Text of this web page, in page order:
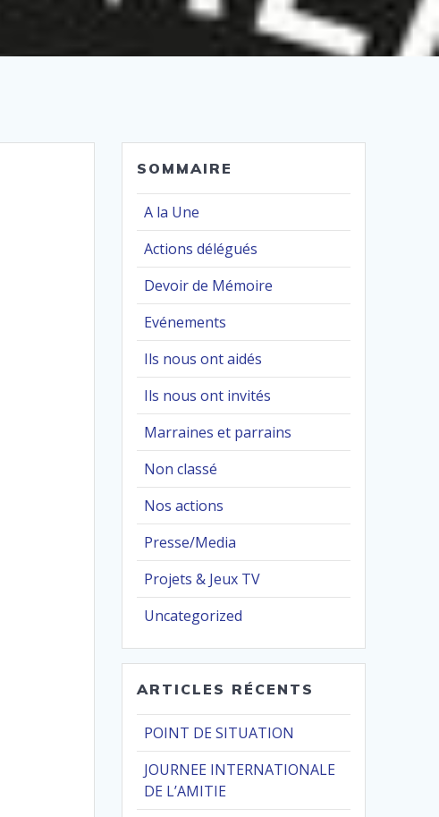
SOMMAIRE
A la Une
Actions délégués
Devoir de Mémoire
Evénements
Ils nous ont aidés
Ils nous ont invités
Marraines et parrains
Non classé
Nos actions
Presse/Media
Projets & Jeux TV
Uncategorized
ARTICLES RÉCENTS
POINT DE SITUATION
JOURNEE INTERNATIONALE
DE L’AMITIE